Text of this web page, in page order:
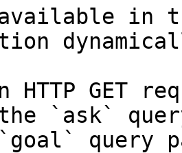
in
HTTP GET
`ask`
query